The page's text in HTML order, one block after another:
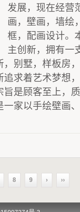
发展，现在经营
画，壁画，墙绘
框，配画设计。
主创新，拥有一
别墅，样板房
求着艺术梦想
是顾客至上，
家以手绘壁画
8 9 › ››